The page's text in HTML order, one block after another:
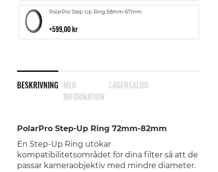
PolarPro Step-Up Ring 58mm-67mm
599,00 kr
Lägg
i
BESKRIVNING
PolarPro Step-Up Ring 72mm-82mm
En Step-Up Ring utökar
kompatibilitetsområdet för dina filter så att de
passar kameraobjektiv med mindre diameter.
MER
INFORMATION
LAGERSALDO